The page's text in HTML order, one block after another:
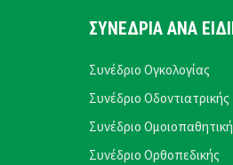
ΣΥΝΕΔΡΙΑ ΑΝΑ
Συνέδριο Ογκολογίας
Συνέδριο Οδοντιατρικής
Συνέδριο
Συνέδριο Ορθοπεδικής